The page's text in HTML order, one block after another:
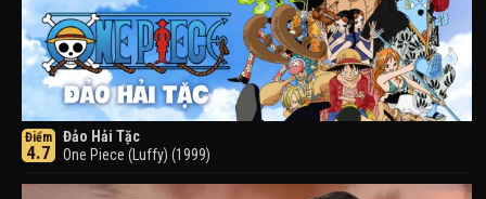
Điểm
4.7
Đảo Hải Tặc
One Piece (Luffy) (1999)